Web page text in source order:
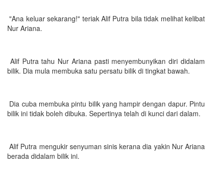
"Ana keluar sekarang!" teriak Alif Putra bila tidak melihat kelibat
Nur Ariana.
Alif Putra tahu Nur Ariana pasti menyembunyikan diri didalam
bilik. Dia mula membuka satu persatu bilik di tingkat bawah.
Dia cuba membuka pintu bilik yang hampir dengan dapur. Pintu
bilik ini tidak boleh dibuka. Sepertinya telah di kunci dari dalam.
Alif Putra mengukir senyuman sinis kerana dia yakin Nur Ariana
berada didalam bilik ini.